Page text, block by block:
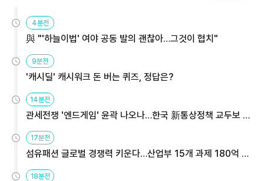
4분전
與 "'하늘이법' 여야 공동 발의 괜찮아…그것이 협치"
9분전
'캐시딜' 캐시워크 돈 버는 퀴즈, 정답은?
14분전
관세전쟁 '엔드게임' 윤곽 나오나…한국 新통상정책 교두보 활
17분전
섬유패션 글로벌 경쟁력 키운다…산업부 15개 과제 180억 지
18분전